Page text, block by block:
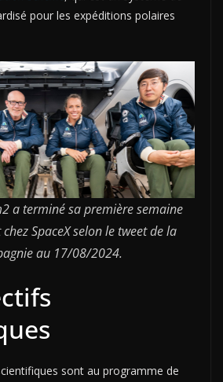
pour les expéditions polaires
a terminé sa première semaine
SpaceX selon le tweet de la
au 17/08/2024.
sont au programme de